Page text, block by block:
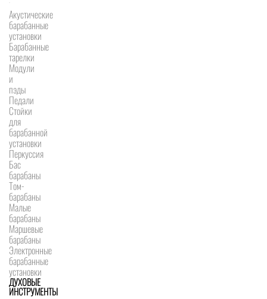
Акустические
барабанные
установки
Барабанные
тарелки
Модули
и
пэды
Педали
Стойки
для
барабанной
установки
Перкуссия
Бас
барабаны
Том-
барабаны
Малые
барабаны
Маршевые
барабаны
Электронные
барабанные
установки
ДУХОВЫЕ
ИНСТРУМЕНТЫ